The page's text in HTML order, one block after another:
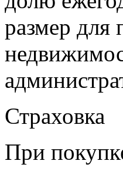
размер для
Страховка
При